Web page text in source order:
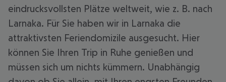
eindrucksvollsten Plätze weltweit, wie z. B. nach
Larnaka. Für Sie haben wir in Larnaka die
attraktivsten Feriendomizile ausgesucht. Hier
können Sie Ihren Trip in Ruhe genießen und
müssen sich um nichts kümmern. Unabhängig